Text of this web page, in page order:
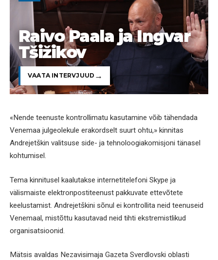
Raivo Paala ja Ingvar
Tšižikov
VAATA INTERVJUUD
«Nende teenuste kontrollimatu kasutamine võib tähendada
Venemaa julgeolekule erakordselt suurt ohtu,» kinnitas
Andrejetškin valitsuse side- ja tehnoloogiakomisjoni tänasel
kohtumisel.
Tema kinnitusel kaalutakse internetitelefoni Skype ja
välismaiste elektronpostiteenust pakkuvate ettevõtete
keelustamist. Andrejetškini sõnul ei kontrollita neid teenuseid
Venemaal, mistõttu kasutavad neid tihti ekstremistlikud
organisatsioonid.
Mätsis avaldas Nezavisimaja Gazeta Sverdlovski oblasti